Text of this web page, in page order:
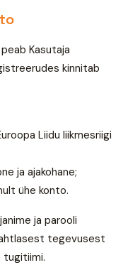
Kasutaja
kinnitab
Liidu liikmesriigi
ja ajakohane;
ühe konto.
ja parooli
tegevusest